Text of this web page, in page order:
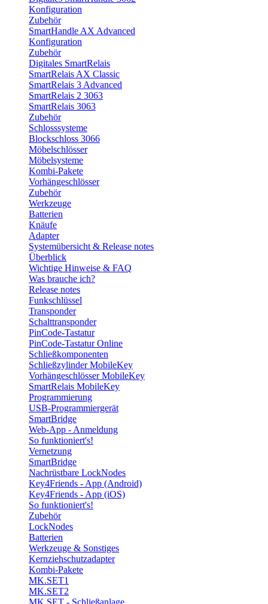
Konfiguration
Zubehör
SmartHandle AX Advanced
Konfiguration
Zubehör
Digitales SmartRelais
SmartRelais AX Classic
SmartRelais 3 Advanced
SmartRelais 2 3063
SmartRelais 3063
Zubehör
Schlosssysteme
Blockschloss 3066
Möbelschlösser
Möbelsysteme
Kombi-Pakete
Vorhängeschlösser
Zubehör
Werkzeuge
Batterien
Knäufe
Adapter
Systemübersicht & Release notes
Überblick
Wichtige Hinweise & FAQ
Was brauche ich?
Release notes
Funkschlüssel
Transponder
Schalttransponder
PinCode-Tastatur
PinCode-Tastatur Online
Schließkomponenten
Schließzylinder MobileKey
Vorhängeschlösser MobileKey
SmartRelais MobileKey
Programmierung
USB-Programmiergerät
SmartBridge
Web-App - Anmeldung
So funktioniert's!
Vernetzung
SmartBridge
Nachrüstbare LockNodes
Key4Friends - App (Android)
Key4Friends - App (iOS)
So funktioniert's!
Zubehör
LockNodes
Batterien
Werkzeuge & Sonstiges
Kernziehschutzadapter
Kombi-Pakete
MK.SET1
MK.SET2
MK.SET - Schließanlage